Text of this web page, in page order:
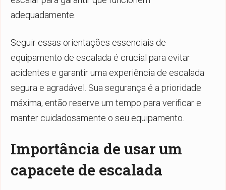
adequadamente.
Seguir essas orientações essenciais de
equipamento de escalada é crucial para evitar
acidentes e garantir uma experiência de escalada
segura e agradável. Sua segurança é a prioridade
máxima, então reserve um tempo para verificar e
manter cuidadosamente o seu equipamento.
Importância de usar um
capacete de escalada